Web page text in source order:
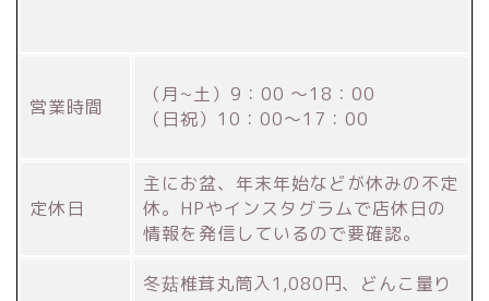
営業時間
（月~土）9：00 ～18：00
（日祝）10：00～17：00
定休日
主にお盆、年末年始などが休みの不定
休。HPやインスタグラムで店休日の
情報を発信しているので要確認。
冬菇椎茸丸筒入1,080円、どんこ量り